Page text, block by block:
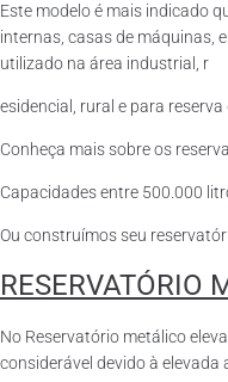
Este modelo é mais indicado
internas, casas de máquinas,
utilizado na área industrial, r
esidencial, rural e para reserva
Conheça mais sobre os
Capacidades entre 500.000
Ou construímos seu
RESERVATÓRIO
No Reservatório metálico
considerável devido à elevada